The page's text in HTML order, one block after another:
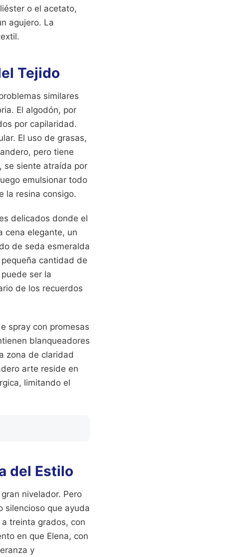
o el acetato,
agujero. La
Tejido
similares
El algodón, por
por capilaridad.
El uso de grasas,
pero tiene
se siente atraída por
emulsionar todo
la resina consigo.
delicados donde el
cena elegante, un
de seda esmeralda
cantidad de
ser la
de los recuerdos
spray con promesas
blanqueadores
zona de claridad
arte reside en
limitando el
del Estilo
nivelador. Pero
silencioso que ayuda
treinta grados, con
en que Elena, con
y